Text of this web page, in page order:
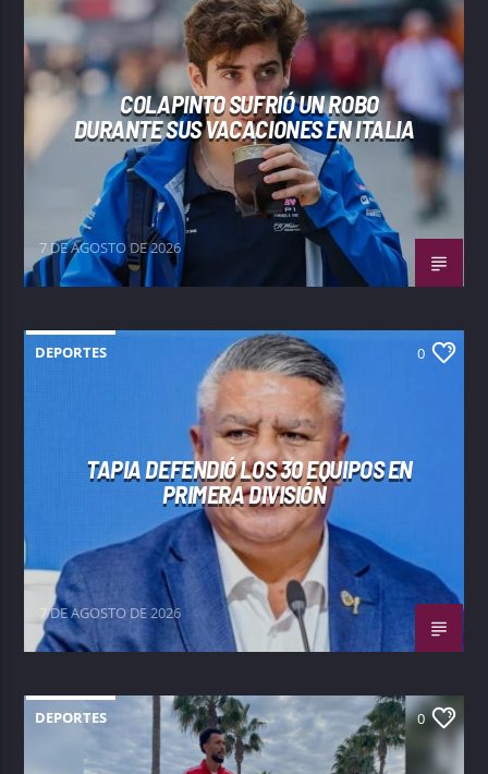
COLAPINTO SUFRIÓ UN ROBO
DURANTE SUS VACACIONES EN ITALIA
7 DE AGOSTO DE 2026
DEPORTES 0
TAPIA DEFENDIÓ LOS 30 EQUIPOS EN
PRIMERA DIVISIÓN
7 DE AGOSTO DE 2026
DEPORTES 0